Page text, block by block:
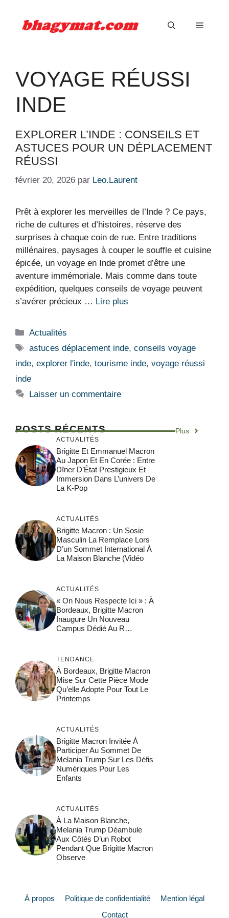
contenu
Menu
VOYAGE RÉUSSI
INDE
EXPLORER L’INDE : CONSEILS ET
ASTUCES POUR UN DÉPLACEMENT
RÉUSSI
février 20, 2026 par Leo.Laurent
Prêt à explorer les merveilles de l’Inde ? Ce pays,
riche de cultures et d’histoires, réserve des
surprises à chaque coin de rue. Entre traditions
millénaires, paysages à couper le souffle et cuisine
épicée, un voyage en Inde promet d’être une
aventure immémoriale. Mais comme dans toute
expédition, quelques conseils de voyage peuvent
s’avérer précieux … Lire plus
Catégories
Actualités
Étiquettes
astuces déplacement inde,conseils voyage
inde, explorer l'inde, tourisme inde, voyage réussi
inde
Laisser un commentaire
POSTS RÉCENTS Plus
ACTUALITÉS
Brigitte Et Emmanuel Macron
Au Japon Et En Corée : Entre
Dîner D’État Prestigieux Et
Immersion Dans L’univers De
La K-Pop
ACTUALITÉS
Brigitte Macron : Un Sosie
Masculin La Remplace Lors
D’un Sommet International À
La Maison Blanche (vidéo
ACTUALITÉS
« On Nous Respecte Ici » : À
Bordeaux, Brigitte Macron
Inaugure Un Nouveau
Campus Dédié Au R…
TENDANCE
À Bordeaux, Brigitte Macron
Mise Sur Cette Pièce Mode
Qu’elle Adopte Pour Tout Le
Printemps
ACTUALITÉS
Brigitte Macron Invitée À
Participer Au Sommet De
Melania Trump Sur Les Défis
Numériques Pour Les
Enfants
ACTUALITÉS
À La Maison Blanche,
Melania Trump Déambule
Aux Côtés D’un Robot
Pendant Que Brigitte Macron
Observe
À propos Politique de confidentialité
Mention légal
Contact